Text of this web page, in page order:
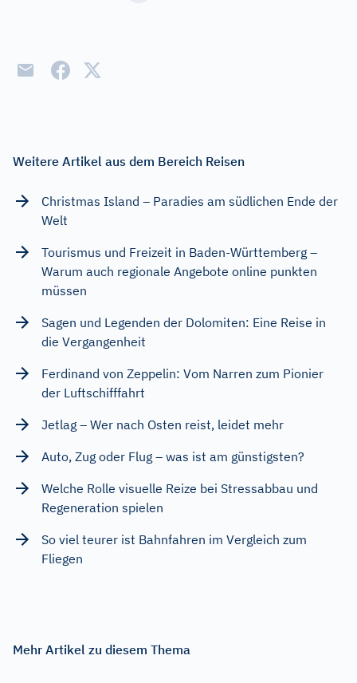
Weitere Artikel aus dem Bereich Reisen
Christmas Island – Paradies am südlichen Ende der
Welt
Tourismus und Freizeit in Baden-Württemberg –
Warum auch regionale Angebote online punkten
müssen
Sagen und Legenden der Dolomiten: Eine Reise in
die Vergangenheit
Ferdinand von Zeppelin: Vom Narren zum Pionier
der Luftschifffahrt
Jetlag – Wer nach Osten reist, leidet mehr
Auto, Zug oder Flug – was ist am günstigsten?
Welche Rolle visuelle Reize bei Stressabbau und
Regeneration spielen
So viel teurer ist Bahnfahren im Vergleich zum
Fliegen
Mehr Artikel zu diesem Thema